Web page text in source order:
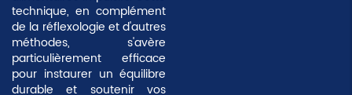
technique, en complément
de la réflexologie et d'autres
méthodes, s'avère
particulièrement efficace
pour instaurer un équilibre
durable et soutenir vos